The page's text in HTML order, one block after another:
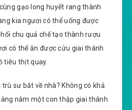
gạo long huyết rang thành
kia ngươi có thể uống được
chu quả chế tạo thành rượu
có thể ăn được cửu giai thánh
tiêu thịt quay.
sư bắt về nhà? Không có khả
nằm một con thập giai thánh